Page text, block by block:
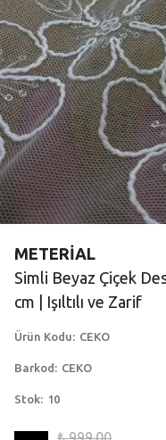
METERİAL
Simli Beyaz Çiçek
cm | Işıltılı ve Zarif
Ürün Kodu: CEKO
Barkod : CEKO
Stok: 10